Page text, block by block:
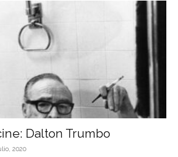
Dalton Trumbo
2020